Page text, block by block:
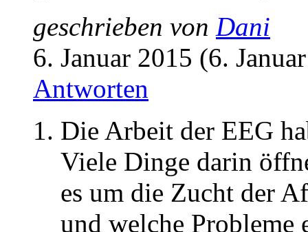
geschrieben von Dani
6. Januar 2015 (6.
Antworten
Die Arbeit der EEG
Viele Dinge darin
es um die Zucht der
und welche Probleme